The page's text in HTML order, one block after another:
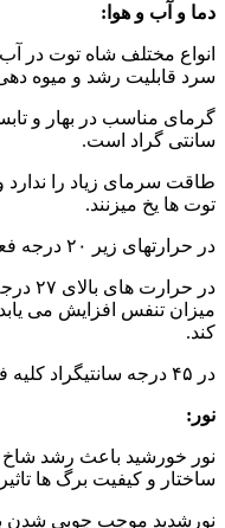
دما و آب و هوا :
انواع مختلف شاه توت در
سرد قابلیت رشد و میوه دهی
سانتی گراد است.
توت ها یخ میزنند.
در حرارتهای زیر ۲۰ درجه فعالیت‌های غذاسازی گیاه کاهش می‌یابد.
میزان تنفس افزایش می
کند.
در ۴۵ درجه سانتیگراد کلیه فعالیت های درخت قطع میشود.
نور:
نور خورشید باعث رشد
ساختار و کیفیت برگ ها
نورشدید موجب چوبی شدن